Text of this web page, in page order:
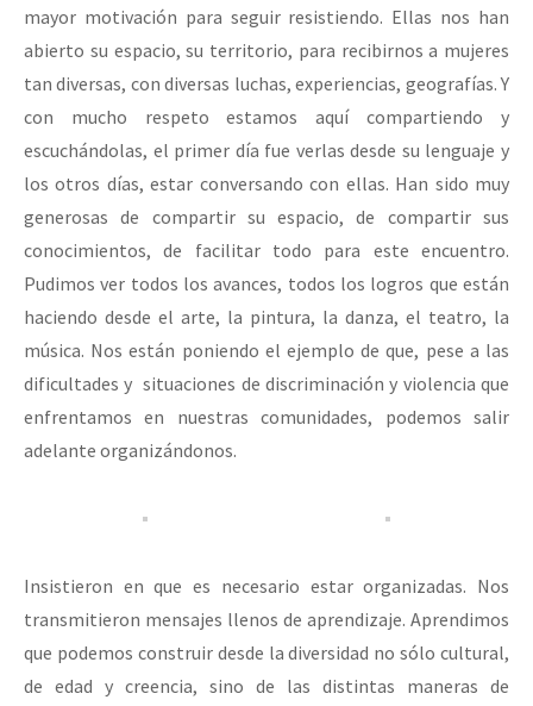
mayor motivación para seguir resistiendo. Ellas nos han
abierto su espacio, su territorio, para recibirnos a mujeres
tan diversas, con diversas luchas, experiencias, geografías. Y
con mucho respeto estamos aquí compartiendo y
escuchándolas, el primer día fue verlas desde su lenguaje y
los otros días, estar conversando con ellas. Han sido muy
generosas de compartir su espacio, de compartir sus
conocimientos, de facilitar todo para este encuentro.
Pudimos ver todos los avances, todos los logros que están
haciendo desde el arte, la pintura, la danza, el teatro, la
música. Nos están poniendo el ejemplo de que, pese a las
dificultades y situaciones de discriminación y violencia que
enfrentamos en nuestras comunidades, podemos salir
adelante organizándonos.
Insistieron en que es necesario estar organizadas. Nos
transmitieron mensajes llenos de aprendizaje. Aprendimos
que podemos construir desde la diversidad no sólo cultural,
de edad y creencia, sino de las distintas maneras de